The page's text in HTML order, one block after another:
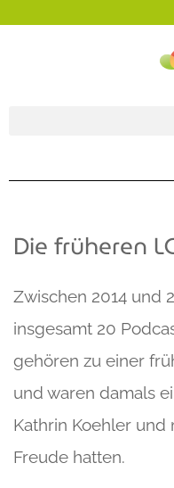
Die früheren
Zwischen 2014 und
insgesamt 20
gehören zu einer
und waren damals
Kathrin Koehler und
Freude hatten.